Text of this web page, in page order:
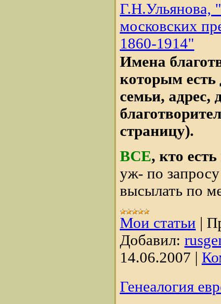
Г.Н.Ульянова,
московских
1860-1914"
Имена
которым есть
семьи, адрес,
страницу).
ВСЕ, кто
уж- по
высылать по
Мои статьи
Добавил:
14.06.2007
Генеалогия